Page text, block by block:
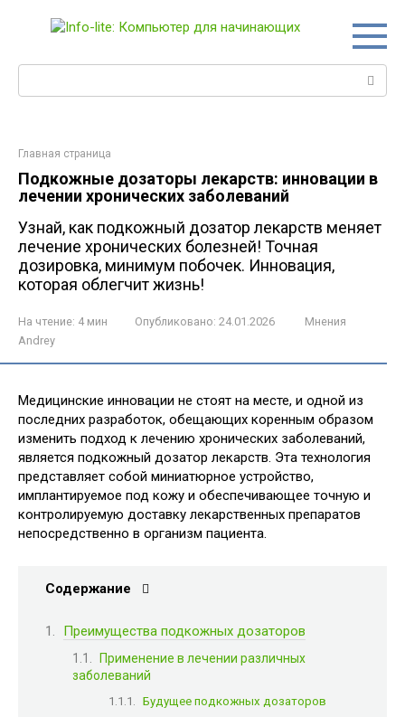
Главная страница
Подкожные дозаторы лекарств: инновации в
лечении хронических заболеваний
Узнай, как подкожный дозатор лекарств меняет
лечение хронических болезней! Точная
дозировка, минимум побочек. Инновация,
которая облегчит жизнь!
На чтение: 4 мин Опубликовано: 24.01.2026
Мнения
Andrey
Медицинские инновации не стоят на месте, и одной из
последних разработок, обещающих коренным образом
изменить подход к лечению хронических заболеваний,
является подкожный дозатор лекарств. Эта технология
представляет собой миниатюрное устройство,
имплантируемое под кожу и обеспечивающее точную и
контролируемую доставку лекарственных препаратов
непосредственно в организм пациента.
Содержание
Преимущества подкожных дозаторов
Применение в лечении различных
заболеваний
Будущее подкожных дозаторов